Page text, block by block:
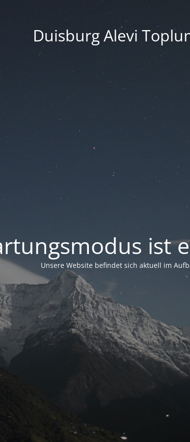
Duisburg Alevi
ist
Unsere Website befindet sich aktuell im